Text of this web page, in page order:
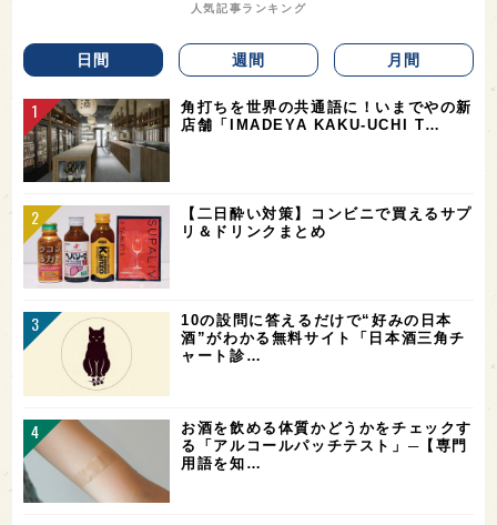
人気記事ランキング
日間 週間 月間
角打ちを世界の共通語に！いまでやの新
店舗「IMADEYA KAKU-UCHI T…
【二日酔い対策】コンビニで買えるサプ
リ＆ドリンクまとめ
10の設問に答えるだけで“好みの日本
酒”がわかる無料サイト「日本酒三角チ
ャート診…
お酒を飲める体質かどうかをチェックす
る「アルコールパッチテスト」─【専門
用語を知…